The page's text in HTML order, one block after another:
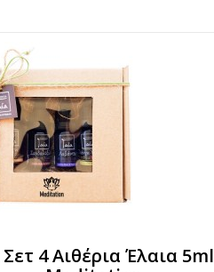
4 Αιθέρια Έλαια 5ml